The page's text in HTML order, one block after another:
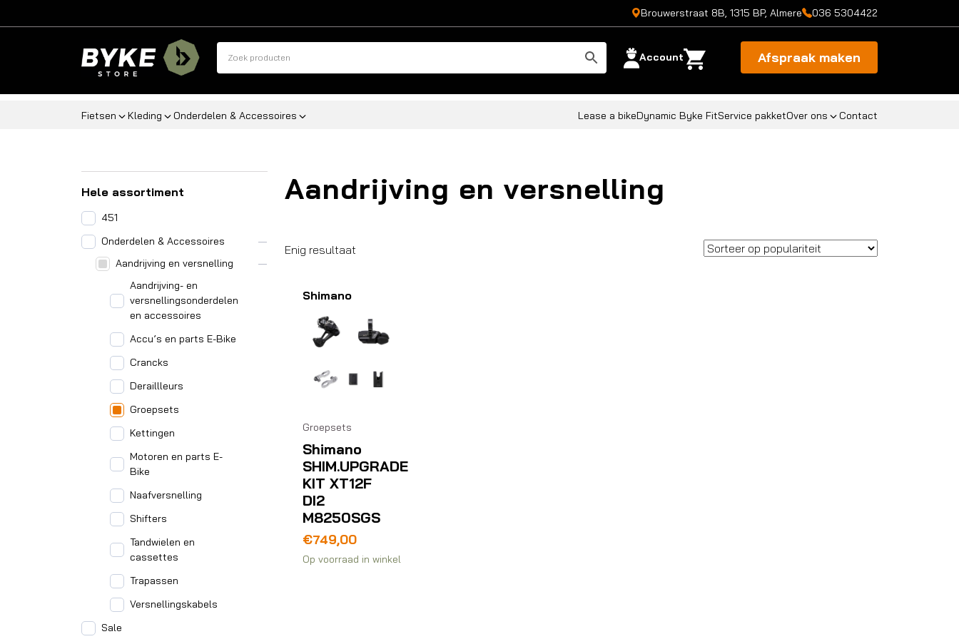
Brouwerstraat 8B, 1315 BP, Almere 036 5304422
Account Afspraak maken
Fietsen Kleding Onderdelen & Accessoires Lease a bikeDynamic Byke FitService pakketOver ons Contact
Hele assortiment
451
Onderdelen & Accessoires
Aandrijving en versnelling
Aandrijving- en
versnellingsonderdelen
en accessoires
Accu’s en parts E-Bike
Crancks
Deraillleurs
Groepsets
Kettingen
Motoren en parts E-
Bike
Naafversnelling
Shifters
Tandwielen en
cassettes
Trapassen
Versnellingskabels
Sale
Aandrijving en versnelling
Enig resultaat
Shimano
Groepsets
Shimano
SHIM.UPGRADE
KIT XT12F
DI2
M8250SGS
€749,00
Op voorraad in winkel